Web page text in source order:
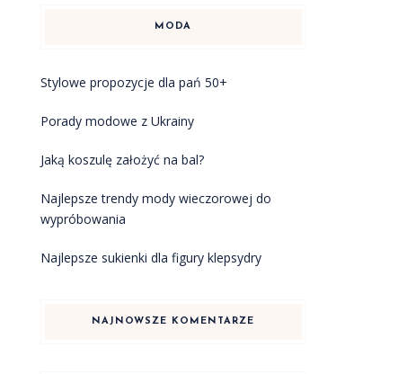
MODA
Stylowe propozycje dla pań 50+
Porady modowe z Ukrainy
Jaką koszulę założyć na bal?
Najlepsze trendy mody wieczorowej do
wypróbowania
Najlepsze sukienki dla figury klepsydry
NAJNOWSZE KOMENTARZE